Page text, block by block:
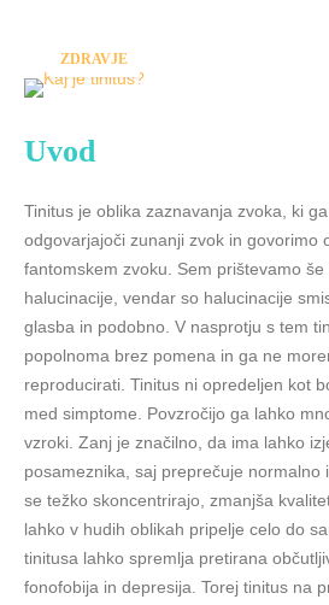
ZDRAVJE
Uvod
Tinitus je oblika zaznavanja zvoka, ki
odgovarjajoči zunanji zvok in govorimo
fantomskem zvoku. Sem prištevamo še
halucinacije, vendar so halucinacije
glasba in podobno. V nasprotju s tem
popolnoma brez pomena in ga ne
reproducirati. Tinitus ni opredeljen kot
med simptome. Povzročijo ga lahko
vzroki. Zanj je značilno, da ima lahko
posameznika, saj preprečuje normalno
se težko skoncentrirajo, zmanjša
lahko v hudih oblikah pripelje celo do
tinitusa lahko spremlja pretirana
fonofobija in depresija. Torej tinitus na